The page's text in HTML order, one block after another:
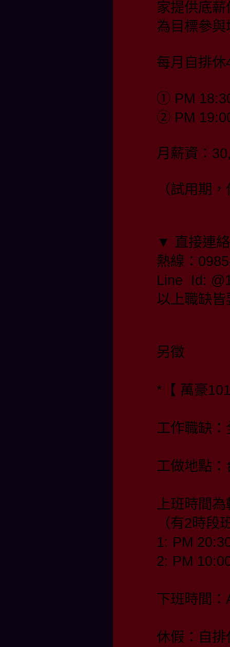
家提供底
為目標參與
每月自排休
① PM
② PM
月薪資：
（試用期
▼ 直接連
熱線：
Line Id:
以上職缺
另徵
*【 萬豪
工作職缺
工做地點
上班時間
（有2時段
1: PM
2: PM
下班時間
休假：自